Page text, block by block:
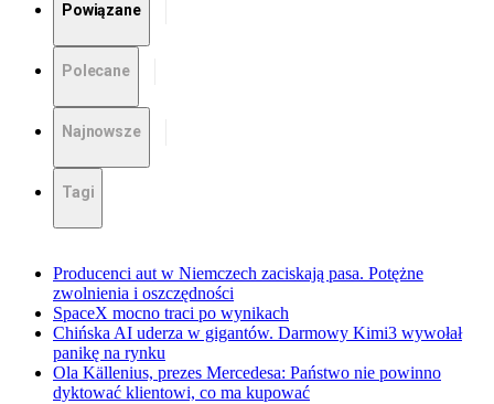
Powiązane
Polecane
Najnowsze
Tagi
Producenci aut w Niemczech zaciskają pasa. Potężne
zwolnienia i oszczędności
SpaceX mocno traci po wynikach
Chińska AI uderza w gigantów. Darmowy Kimi3 wywołał
panikę na rynku
Ola Källenius, prezes Mercedesa: Państwo nie powinno
dyktować klientowi, co ma kupować